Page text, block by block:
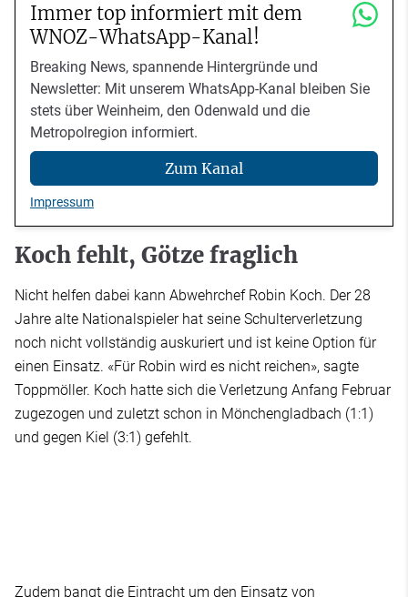
Immer top informiert mit dem
WNOZ-WhatsApp-Kanal!
Breaking News, spannende Hintergründe und
Newsletter: Mit unserem WhatsApp-Kanal bleiben Sie
stets über Weinheim, den Odenwald und die
Metropolregion informiert.
Zum Kanal
Impressum
Koch fehlt, Götze fraglich
Nicht helfen dabei kann Abwehrchef Robin Koch. Der 28
Jahre alte Nationalspieler hat seine Schulterverletzung
noch nicht vollständig auskuriert und ist keine Option für
einen Einsatz. «Für Robin wird es nicht reichen», sagte
Toppmöller. Koch hatte sich die Verletzung Anfang Februar
zugezogen und zuletzt schon in Mönchengladbach (1:1)
und gegen Kiel (3:1) gefehlt.
Zudem bangt die Eintracht um den Einsatz von